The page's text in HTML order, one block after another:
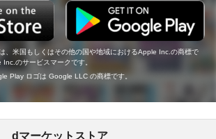
、米国もしくはその他の国や地域におけるApple Inc.の商標で
のサービスマークです。
Play ロゴは Google LLC の商標です。
dマーケットストア